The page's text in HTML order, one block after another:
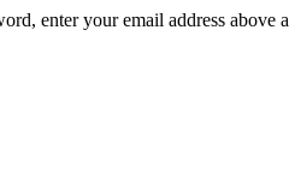
enter your email address above